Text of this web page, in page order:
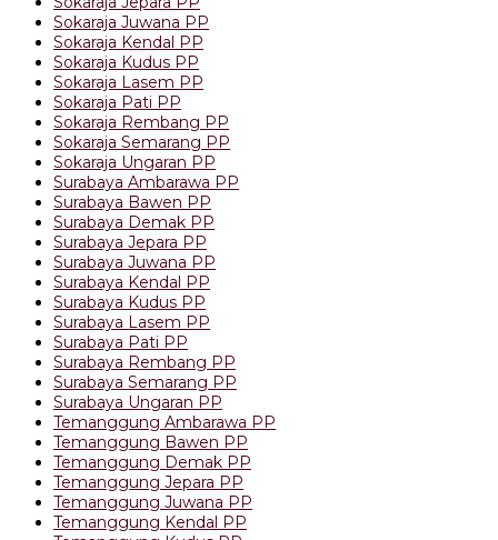
Sokaraja Juwana PP
Sokaraja Kendal PP
Sokaraja Kudus PP
Sokaraja Lasem PP
Sokaraja Pati PP
Sokaraja Rembang PP
Sokaraja Semarang PP
Sokaraja Ungaran PP
Surabaya Ambarawa PP
Surabaya Bawen PP
Surabaya Demak PP
Surabaya Jepara PP
Surabaya Juwana PP
Surabaya Kendal PP
Surabaya Kudus PP
Surabaya Lasem PP
Surabaya Pati PP
Surabaya Rembang PP
Surabaya Semarang PP
Surabaya Ungaran PP
Temanggung Ambarawa PP
Temanggung Bawen PP
Temanggung Demak PP
Temanggung Jepara PP
Temanggung Juwana PP
Temanggung Kendal PP